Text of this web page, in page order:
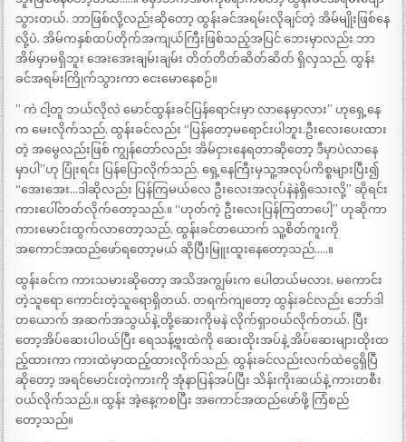
သွားတယ်. ဘာဖြစ်လို့လည်းဆိုတော့ ထွန်းခင်အရမ်းလိုချင်တဲ့ အိမ်မျိုးဖြစ်နေ
လို့ပဲ. အိမ်ကနှစ်ထပ်တိုက်အကျယ်ကြီးဖြစ်သည့်အပြင် ဘေးမှာလည်း ဘာ
အိမ်မှာမရှိဘူး အေးအေးချမ်းချမ်း တိတ်တိတ်ဆိတ်ဆိတ် ရှိလှသည်. ထွန်း
ခင်အရမ်းကြိုက်သွားကာ ငေးမောနေစဉ်။
” ကဲ ငါ့တူ ဘယ်လိုလဲ မောင်ထွန်းခင်ပြန်ရောင်းမှာ လာနေမှာလား” ဟုရှေ့နေ
က မေးလိုက်သည်. ထွန်းခင်လည်း “ပြန်တော့မရောင်းပါဘူး.ဦးလေးပေးထား
တဲ့ အမွေလည်းဖြစ် ကျွန်တော်လည်း အိမ်ငှားနေရတာဆိုတော့ ဒီမှာပဲလာနေ
မှာပါ”ဟု ပြုံးရင်း ပြန်ပြောလိုက်သည်. ရှေ့နေကြီးမှသူ့အလုပ်ကိစ္စများပြီး၍
“အေးအေး…ဒါဆိုလည်း ပြန်ကြမယ်လေ ဦးလေးအလုပ်နဲနဲရှိသေးလို့” ဆိုရင်း
ကားပေါ်တတ်လိုက်တော့သည်.။ “ဟုတ်ကဲ့ ဦးလေးပြန်ကြတာပေါ့” ဟုဆိုကာ
ကားမောင်းထွက်လာတော့သည်. ထွန်းခင်တယောက် သူ့စိတ်ကူးကို
အကောင်အထည်ဖော်ရတော့မယ် ဆိုပြီးမြူးထူးနေတော့သည်…..။
ထွန်းခင်က ကားသမားဆိုတော့ အသိအကျွမ်းက ပေါတယ်မလား. မကောင်း
တဲ့သူရော ကောင်းတဲ့သူရောရှိတယ်. တရက်ကျတော့ ထွန်းခင်လည်း ဘော်ဒါ
တယောက် အဆက်အသွယ်နဲ့ တို့ဆေးကိုမနဲ လိုက်ရှာဝယ်လိုက်တယ်. ပြီး
တော့အိပ်ဆေးပါဝယ်ပြီး ရေသန့်ဗူးထဲကို ဆေးထိုးအပ်နဲ့ အိပ်ဆေးများထိုးထ
ည့်ထားကာ ကားထဲမှာထည့်ထားလိုက်သည်. ထွန်းခင်လည်းလက်ထဲငွေရှိပြီ
ဆိုတော့ အရင်မောင်းတဲ့ကားကို အုံနာပြန်အပ်ပြီး သိန်းကိုးဆယ်နဲ့ ကားတစီး
ဝယ်လိုက်သည်.။ ထွန်း အဲ့နေ့ကစပြီး အကောင်အထည်ဖော်ဖို့ ကြံစည်
တော့သည်။